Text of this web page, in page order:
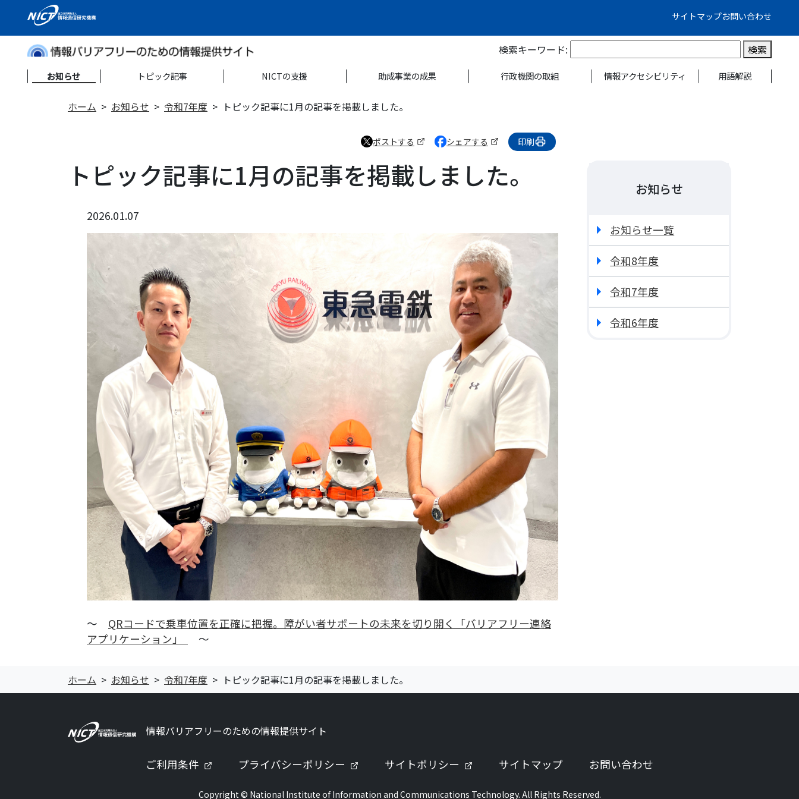
サイトマップお問い合わせ
検索キーワード: 検索
お知らせ トピック記事 NICTの支援 助成事業の成果 行政機関の取組 情報アクセシビリティ 用語解説
ホーム お知らせ 令和7年度 トピック記事に1月の記事を掲載しました。
ポストする
（新しいタブで開きます）シェアする
（新しいタブで開きます）
印刷
トピック記事に1月の記事を掲載しました。
2026.01.07
～ QRコードで乗車位置を正確に把握。障がい者サポートの未来を切り開く「バリアフリー連絡
アプリケーション」
～
お知らせ
お知らせ一覧
令和8年度
令和7年度
令和6年度
ホーム お知らせ 令和7年度 トピック記事に1月の記事を掲載しました。
情報バリアフリーのための情報提供サイト
ご利用条件 （新しいタブで開きます）
プライバシーポリシー （新しいタブで開きます）
サイトポリシー （新しいタブで開きます）
サイトマップ お問い合わせ
Copyright © National Institute of Information and Communications Technology. All Rights Reserved.